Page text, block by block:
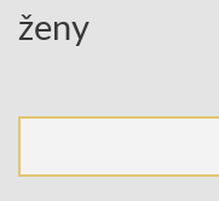
ženy